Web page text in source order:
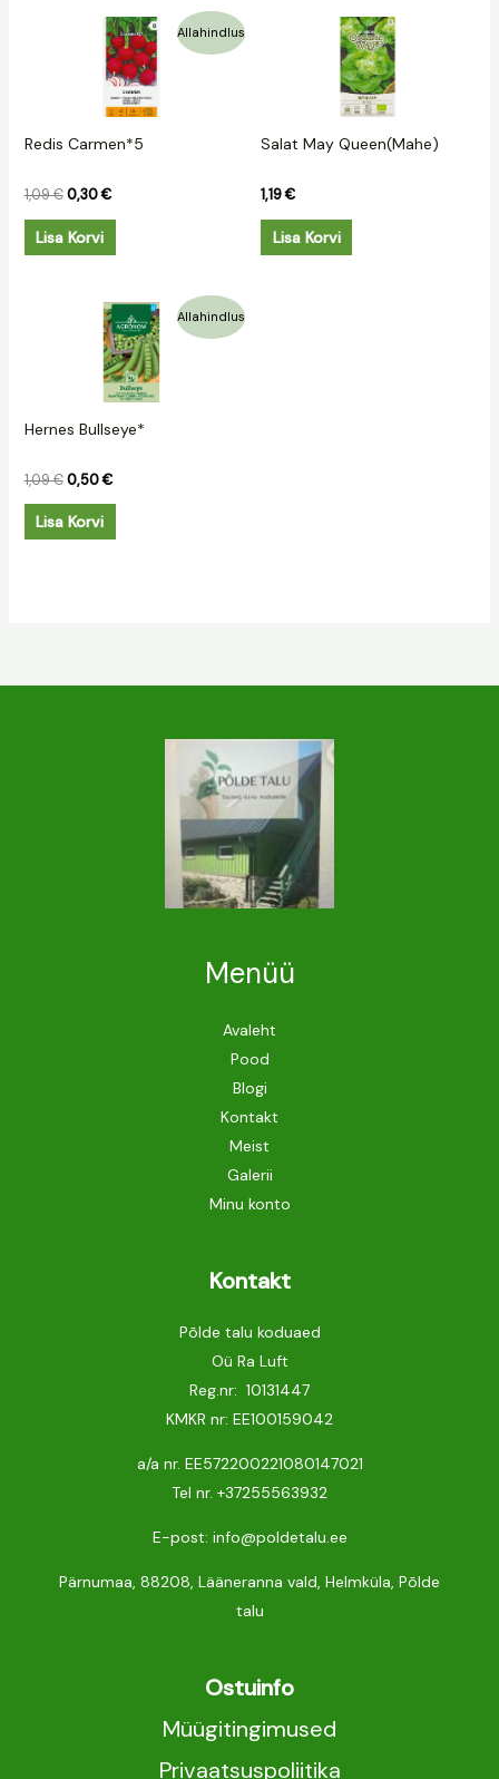
Allahindlus
Redis Carmen*5
1,09€
1,09 €.
0,30€
Praegune
hind
on:
0,30 €.
Lisa Korvi
Salat May Queen(Mahe)
1,19€
Lisa Korvi
Allahindlus
Hernes Bullseye*
1,09€
Algne
1,09 €.
0,50€
Praegune
hind
on:
0,50 €.
Lisa Korvi
Menüü
Avaleht
Pood
Blogi
Kontakt
Meist
Galerii
Minu konto
Kontakt
Põlde talu koduaed
Oü Ra Luft
Reg.nr: 10131447
KMKR nr: EE100159042
a/a nr. EE572200221080147021
Tel nr. +37255563932
E-post: info@poldetalu.ee
Pärnumaa, 88208, Lääneranna vald, Helmküla, Põlde
talu
Ostuinfo
Müügitingimused
Privaatsuspoliitika